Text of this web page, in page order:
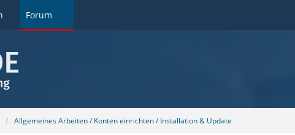
Forum
Allgemeines Arbeiten / Konten einrichten / Installation & Update